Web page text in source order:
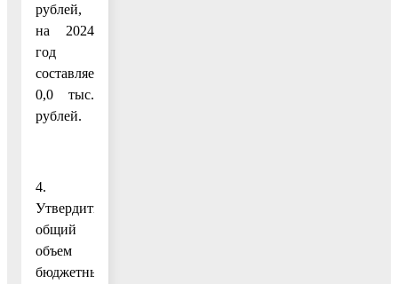
рублей,
на 2024
год
составляет
0,0 тыс.
рублей.
4.
Утвердить
общий
объем
бюджетных